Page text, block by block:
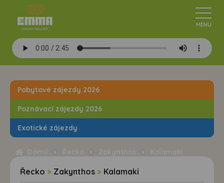
Pobytové zájezdy 2026
Poznávací zájezdy 2026
Exotické zájezdy
Řecko > Zakynthos > Kalamaki